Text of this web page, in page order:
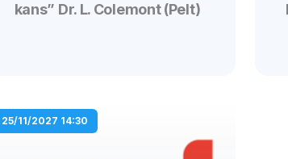
kans” Dr. L. Colemont (Pelt)
25/11/2027 14:30